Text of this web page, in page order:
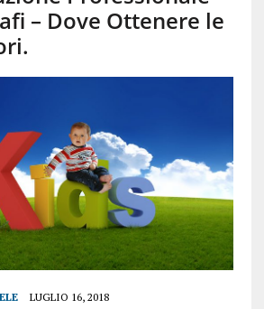
– Dove Ottenere le
LUGLIO 16, 2018